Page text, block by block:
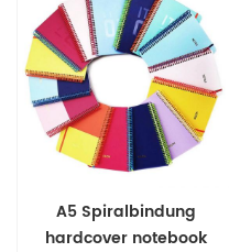
A5 Spiralbindung
hardcover notebook